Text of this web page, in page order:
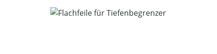
Bildergalerie überspringen